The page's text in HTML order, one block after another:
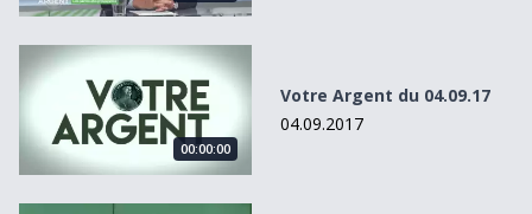
Votre Argent du 04.09.17
00:00:00
Votre Argent du 04.09.17
04.09.2017